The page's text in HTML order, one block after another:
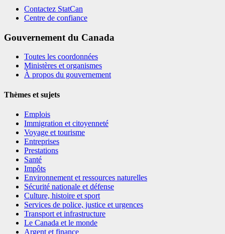
Contactez StatCan
Centre de confiance
Gouvernement du Canada
Toutes les coordonnées
Ministères et organismes
À propos du gouvernement
Thèmes et sujets
Emplois
Immigration et citoyenneté
Voyage et tourisme
Entreprises
Prestations
Santé
Impôts
Environnement et ressources naturelles
Sécurité nationale et défense
Culture, histoire et sport
Services de police, justice et urgences
Transport et infrastructure
Le Canada et le monde
Argent et finance